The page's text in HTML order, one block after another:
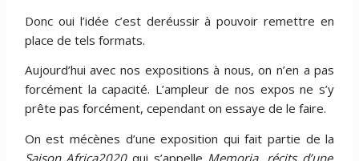
Donc oui l’idée c’est deréussir à pouvoir remettre en
place de tels formats.
Aujourd’hui avec nos expositions à nous, on n’en a pas
forcément la capacité. L’ampleur de nos expos ne s’y
prête pas forcément, cependant on essaye de le faire.
On est mécènes d’une exposition qui fait partie de la
Saison Africa2020qui s’appelle Memoria, récits d’une